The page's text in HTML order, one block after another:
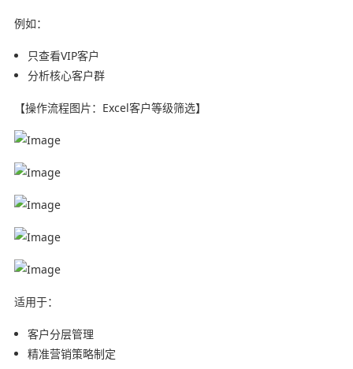
例如：
只查看VIP客户
分析核心客户群
【操作流程图片：Excel客户等级筛选】
适用于：
客户分层管理
精准营销策略制定